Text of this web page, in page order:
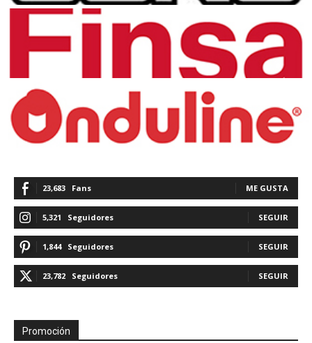
23,683 Fans ME GUSTA
5,321 Seguidores SEGUIR
1,844 Seguidores SEGUIR
23,782 Seguidores SEGUIR
Promoción